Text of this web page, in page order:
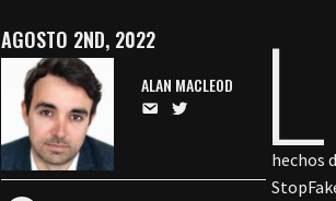
L
hechos
AGOSTO 2ND, 2022
ALAN MACLEOD